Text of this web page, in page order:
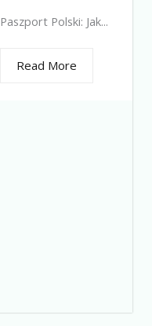
Paszport Polski: Jak...
Read More